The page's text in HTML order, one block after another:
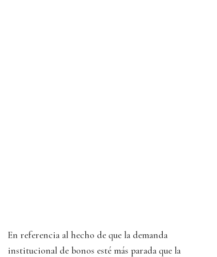
En referencia al hecho de que la demanda
institucional de bonos esté más parada que la